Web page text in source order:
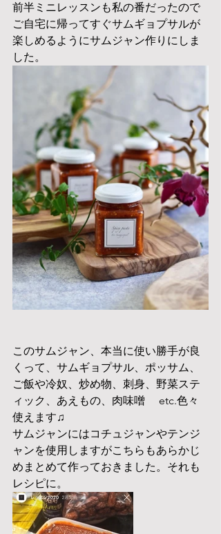
前半ミニレッスンも私の番だったので
ご自宅に帰ってすぐサムギョプサルが
楽しめるようにサムジャン作りにしま
した。
このサムジャン、本当に使い勝手が良
くって、サムギョプサル、ポッサム、
ご飯や冷奴、炒め物、刺身、野菜ステ
ィック、あえもの、肉味噌　 etc.色々
使えます♫
サムジャンにはコチュジャンやテンジ
ャンを使用しますがこちらもあらかじ
めまとめて作っておきました。それも
レシピに。